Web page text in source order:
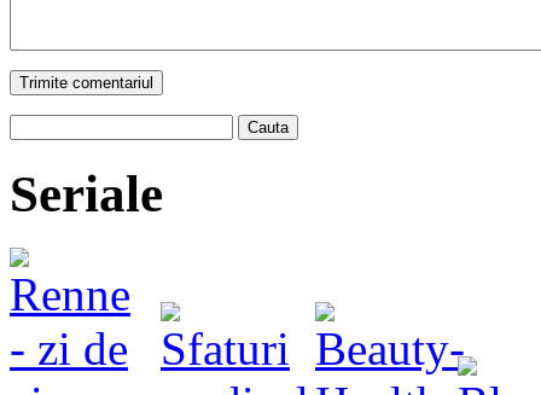
Trimite comentariul
Cauta
Seriale